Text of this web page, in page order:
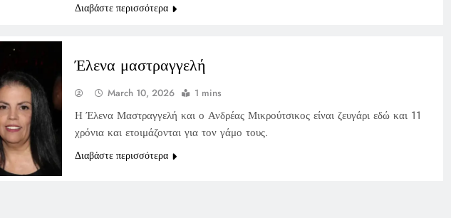
Διαβάστε περισσότερα
Έλενα μαστραγγελή
March 10, 2026 1 mins
Η Έλενα Μαστραγγελή και ο Ανδρέας Μικρούτσικος είναι ζευγάρι εδώ και 11
χρόνια και ετοιμάζονται για τον γάμο τους.
Διαβάστε περισσότερα